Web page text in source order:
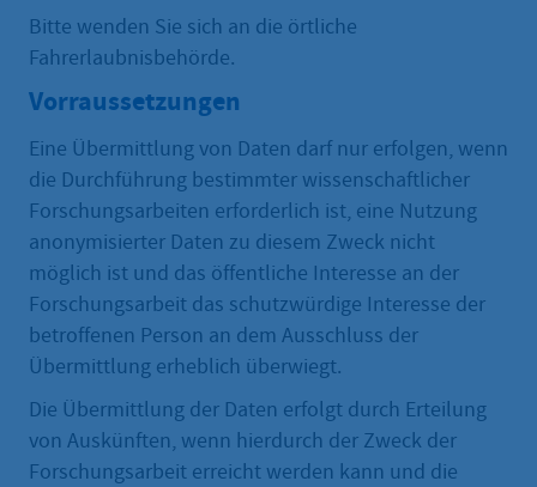
Bitte wenden Sie sich an die örtliche
Fahrerlaubnisbehörde.
Vorraussetzungen
Eine Übermittlung von Daten darf nur erfolgen, wenn
die Durchführung bestimmter wissenschaftlicher
Forschungsarbeiten erforderlich ist, eine Nutzung
anonymisierter Daten zu diesem Zweck nicht
möglich ist und das öffentliche Interesse an der
Forschungsarbeit das schutzwürdige Interesse der
betroffenen Person an dem Ausschluss der
Übermittlung erheblich überwiegt.
Die Übermittlung der Daten erfolgt durch Erteilung
von Auskünften, wenn hierdurch der Zweck der
Forschungsarbeit erreicht werden kann und die